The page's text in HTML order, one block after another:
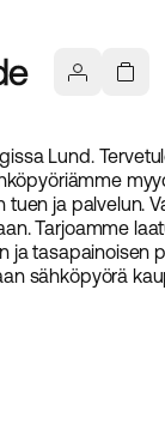
Lund.
tuen ja palvelun.
Tarjoamme
ja tasapainoisen
sähköpyörä